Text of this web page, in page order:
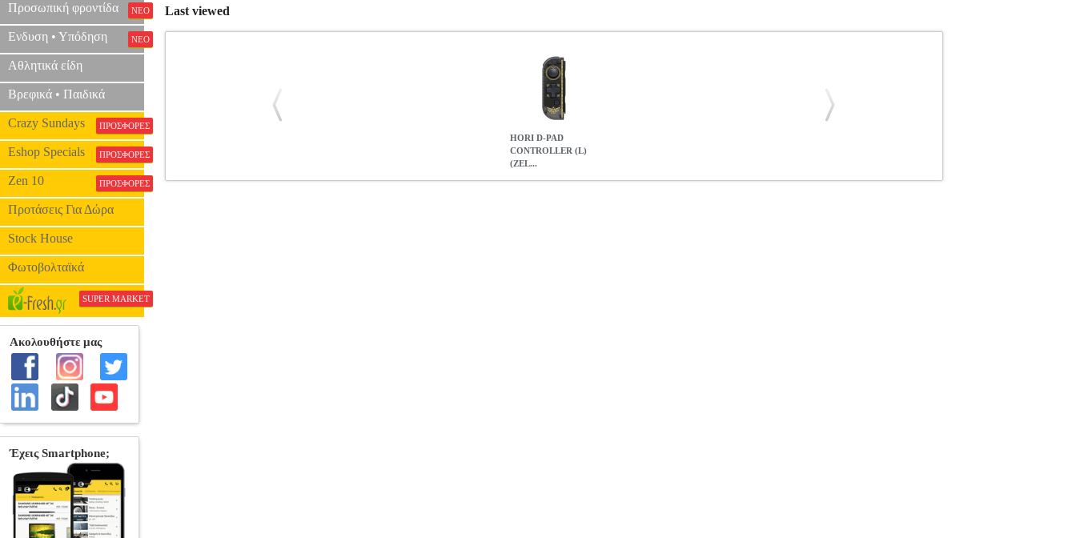
Προσωπική φροντίδα ΝΕΟ
Ενδυση • Υπόδηση ΝΕΟ
Αθλητικά είδη
Βρεφικά • Παιδικά
Crazy Sundays ΠΡΟΣΦΟΡΕΣ
Eshop Specials ΠΡΟΣΦΟΡΕΣ
Zen 10 ΠΡΟΣΦΟΡΕΣ
Προτάσεις Για Δώρα
Stock House
Φωτοβολταϊκά
SUPER MARKET
Last viewed
HORI D-PAD
CONTROLLER (L)
(ZEL...